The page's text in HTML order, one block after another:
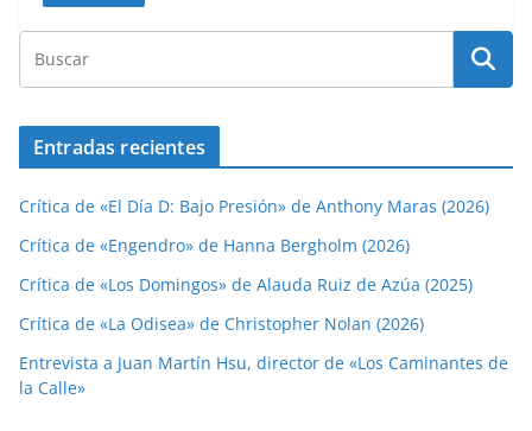
Entradas recientes
Crítica de «El Día D: Bajo Presión» de Anthony Maras (2026)
Crítica de «Engendro» de Hanna Bergholm (2026)
Crítica de «Los Domingos» de Alauda Ruiz de Azúa (2025)
Crítica de «La Odisea» de Christopher Nolan (2026)
Entrevista a Juan Martín Hsu, director de «Los Caminantes de
la Calle»